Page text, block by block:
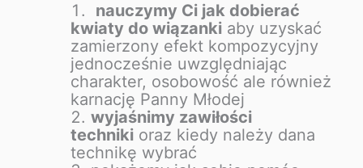
nauczymy Ci jak dobierać
kwiaty do wiązanki aby uzyskać
zamierzony efekt kompozycyjny
jednocześnie uwzględniając
charakter, osobowość ale również
karnację Panny Młodej
wyjaśnimy zawiłości
techniki oraz kiedy należy dana
technikę wybrać